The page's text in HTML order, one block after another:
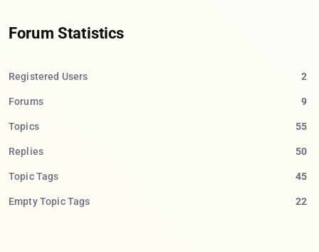
Forum Statistics
Registered Users 2
Forums 9
Topics 55
Replies 50
Topic Tags 45
Empty Topic Tags 22